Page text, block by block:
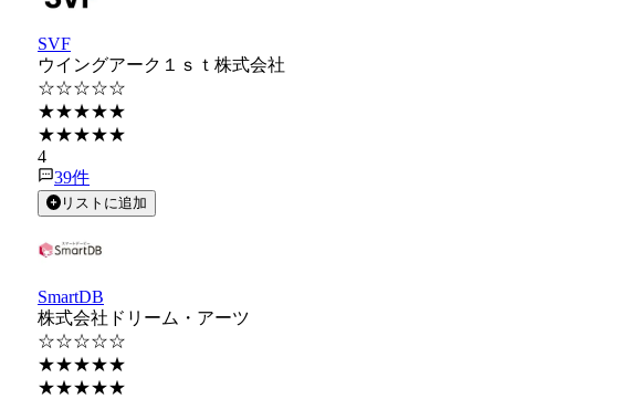
SVF
ウイングアーク１ｓｔ株式会社
☆☆☆☆☆
★★★★★
★★★★★
4
39件
リストに追加
SmartDB
株式会社ドリーム・アーツ
☆☆☆☆☆
★★★★★
★★★★★